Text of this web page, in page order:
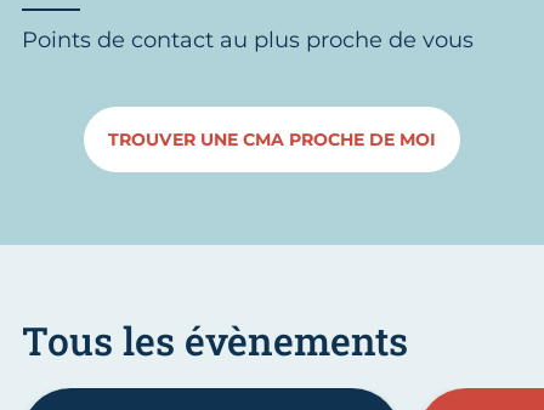
Points de contact au plus proche de vous
TROUVER UNE CMA PROCHE DE MOI
Tous les évènements